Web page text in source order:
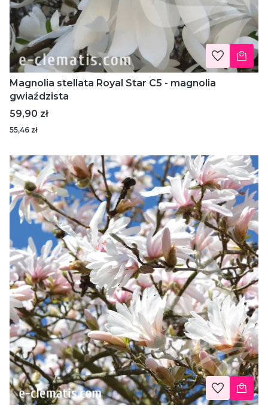
Magnolia stellata Royal Star C5 - magnolia
gwiaździsta
Cena
59,90 zł
55,46 zł